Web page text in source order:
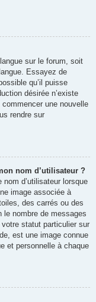
sur le forum, soit
Essayez de
qu’il puisse
désirée n’existe
une nouvelle
rendre sur
nom d’utilisateur ?
d’utilisateur lorsque
image associée à
des carrés ou des
le nombre de messages
statut particulier sur
est une image connue
et personnelle à chaque